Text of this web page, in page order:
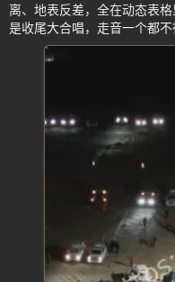
离、地表反差，全在动态表
是收尾大合唱，走音一个都不